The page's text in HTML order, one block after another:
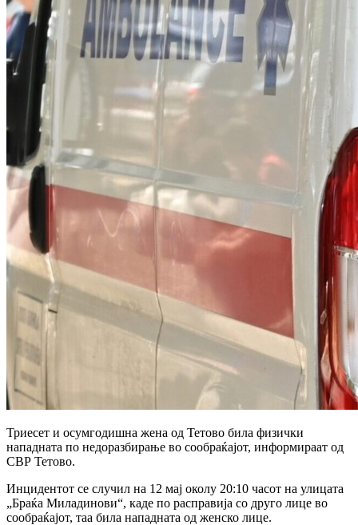
Триесет и осумгодишна жена од Тетово била физички
нападната по недоразбирање во сообраќајот, информираат од
СВР Тетово.
Инцидентот се случил на 12 мај околу 20:10 часот на улицата
„Браќа Миладинови“, каде по расправија со друго лице во
сообраќајот, таа била нападната од женско лице.